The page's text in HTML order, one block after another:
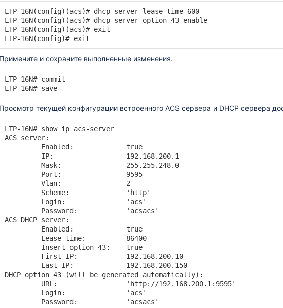
и pon-port
pon-port
планировщика обновлений
ONT
через ONT
сброс, реконфигурация)
uplink
LTP-16N(config)(acs)# dhcp-server lease-time 600
LTP-16N(config)(acs)# dhcp-server option-43 enable
LTP-16N(config)(acs)# exit
LTP-16N(config)# exit
Примените и сохраните выполненные изменения.
LTP-16N# commit
LTP-16N# save
Просмотр текущей конфигурации встроенного ACS сервера и DHCP сервера
LTP-16N# show ip acs-server
ACS server:
         Enabled:             true
         IP:                  192.168.200.1
         Mask:                255.255.248.0
         Port:                9595
         Vlan:                2
         Scheme:              'http'
         Login:               'acs'
         Password:            'acsacs'
ACS DHCP server:
         Enabled:             true
         Lease time:          86400
         Insert option 43:    true
         First IP:            192.168.200.10
         Last IP:             192.168.200.150
DHCP option 43 (will be generated automatically):
         URL:                 'http://192.168.200.1:9595'
         Login:               'acs'
         Password:            'acsacs'